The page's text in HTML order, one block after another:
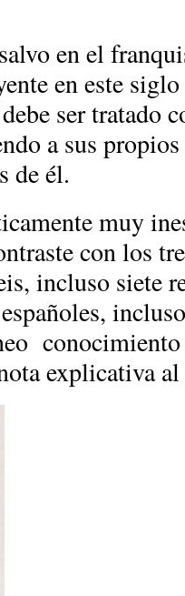
en el
en este
ser tratado
a sus
de él.
muy
con los
incluso siete
conocimiento
explicativa